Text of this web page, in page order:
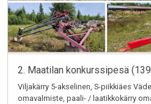
2. Maatilan konkurssipesä
Viljakärry 5-akselinen, S-piikkiäes
omavalmiste, paali- / laatikkokärry